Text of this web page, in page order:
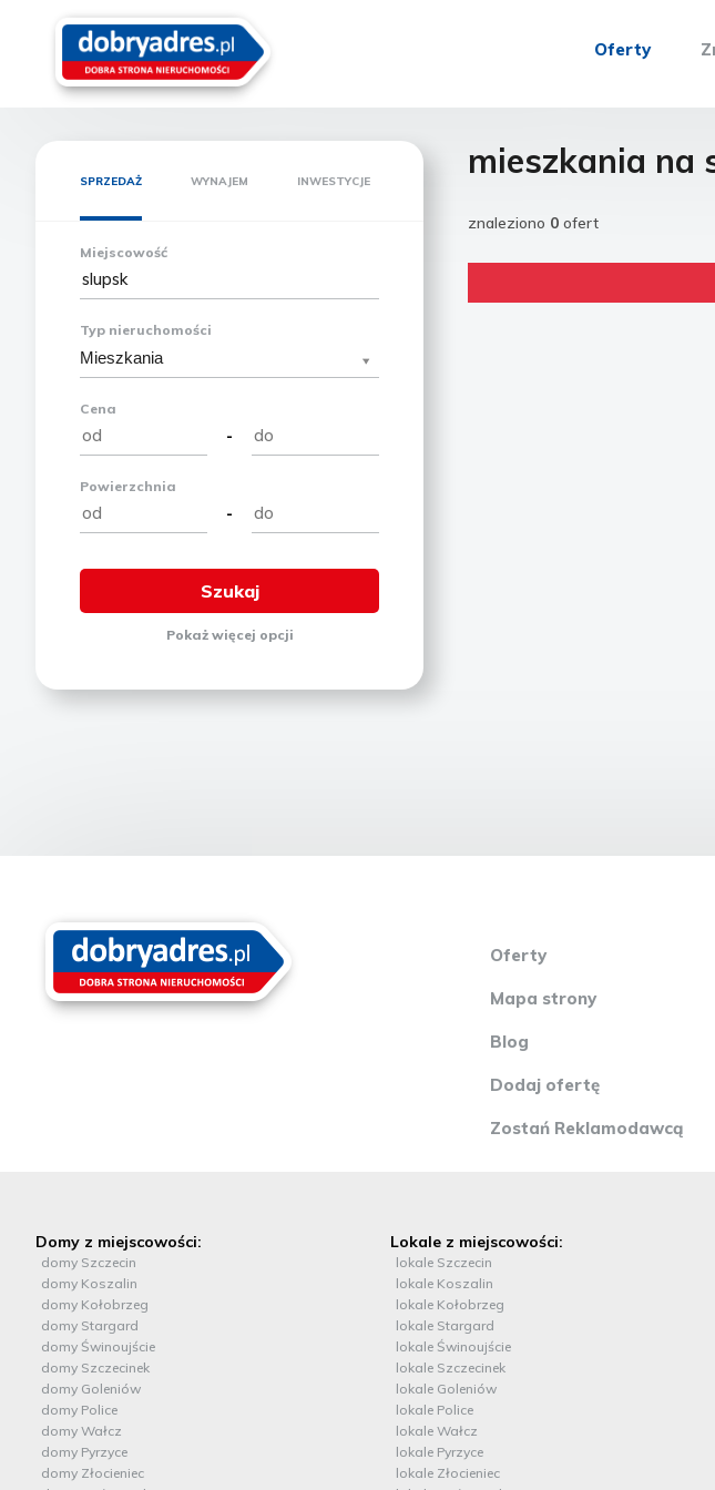
Oferty
SPRZEDAŻ WYNAJEM INWESTYCJE
Miejscowość
Typ nieruchomości
Mieszkania
Cena
-
Powierzchnia
-
Pokaż więcej opcji
mieszkania na
znaleziono 0 ofert
Oferty
Mapa strony
Blog
Dodaj ofertę
Zostań Reklamodawcą
Domy z miejscowości:
domy Szczecin
domy Koszalin
domy Kołobrzeg
domy Stargard
domy Świnoujście
domy Szczecinek
domy Goleniów
domy Police
domy Wałcz
domy Pyrzyce
domy Złocieniec
Lokale z miejscowości:
lokale Szczecin
lokale Koszalin
lokale Kołobrzeg
lokale Stargard
lokale Świnoujście
lokale Szczecinek
lokale Goleniów
lokale Police
lokale Wałcz
lokale Pyrzyce
lokale Złocieniec